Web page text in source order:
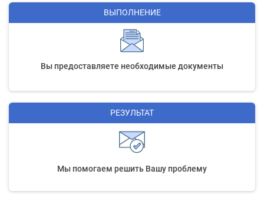
ВЫПОЛНЕНИЕ
Вы предоставляете необходимые документы
РЕЗУЛЬТАТ
Мы помогаем решить Вашу проблему